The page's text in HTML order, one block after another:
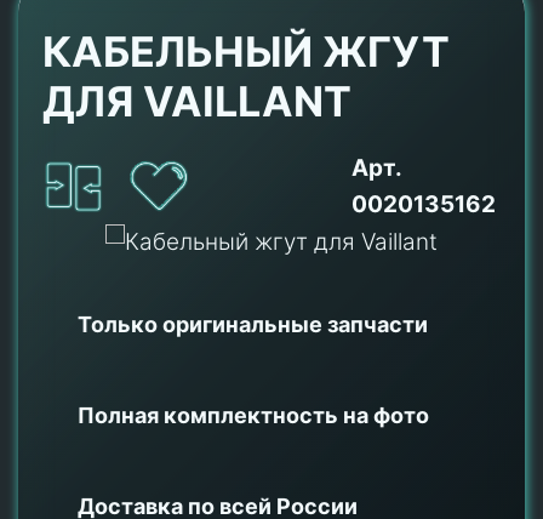
КАБЕЛЬНЫЙ ЖГУТ
ДЛЯ VAILLANT
Арт.
0020135162
Только оригинальные запчасти
Полная комплектность на фото
Доставка по всей России